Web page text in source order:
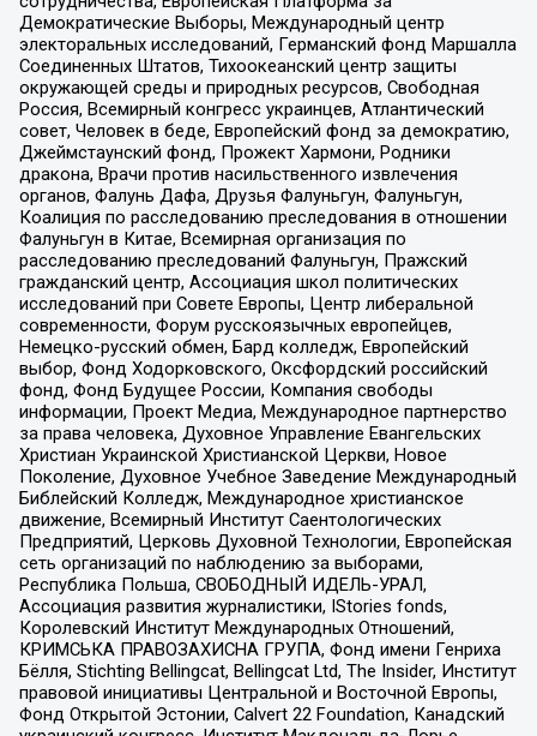
Демократические Выборы, Международный центр
электоральных исследований, Германский фонд Маршалла
Соединенных Штатов, Тихоокеанский центр защиты
окружающей среды и природных ресурсов, Свободная
Россия, Всемирный конгресс украинцев, Атлантический
совет, Человек в беде, Европейский фонд за демократию,
Джеймстаунский фонд, Прожект Хармони, Родники
дракона, Врачи против насильственного извлечения
органов, Фалунь Дафа, Друзья Фалуньгун, Фалуньгун,
Коалиция по расследованию преследования в отношении
Фалуньгун в Китае, Всемирная организация по
расследованию преследований Фалуньгун, Пражский
гражданский центр, Ассоциация школ политических
исследований при Совете Европы, Центр либеральной
современности, Форум русскоязычных европейцев,
Немецко-русский обмен, Бард колледж, Европейский
выбор, Фонд Ходорковского, Оксфордский российский
фонд, Фонд Будущее России, Компания свободы
информации, Проект Медиа, Международное партнерство
за права человека, Духовное Управление Евангельских
Христиан Украинской Христианской Церкви, Новое
Поколение, Духовное Учебное Заведение Международный
Библейский Колледж, Международное христианское
движение, Всемирный Институт Саентологических
Предприятий, Церковь Духовной Технологии, Европейская
сеть организаций по наблюдению за выборами,
Республика Польша, СВОБОДНЫЙ ИДЕЛЬ-УРАЛ,
Ассоциация развития журналистики, IStories fonds,
Королевский Институт Международных Отношений,
КРИМСЬКА ПРАВОЗАХИСНА ГРУПА, Фонд имени Генриха
Бёлля, Stichting Bellingcat, Bellingcat Ltd, The Insider, Институт
правовой инициативы Центральной и Восточной Европы,
Фонд Открытой Эстонии, Calvert 22 Foundation, Канадский